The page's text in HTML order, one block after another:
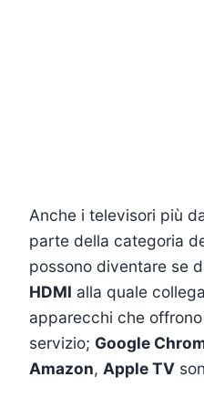
Anche i televisori più
parte della categoria
possono diventare se
HDMI alla quale
apparecchi che
servizio; Google
Amazon, Apple TV